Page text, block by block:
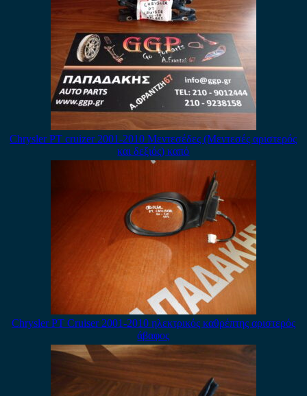
Chrysler PT cruizer 2001-2010 Μεντεσέδες (Μεντεσές αριστερός
και δεξιός) καπό
Chrysler PT Cruiser 2001-2010 ηλεκτρικός καθρέπτης αριστερός
άβαφος